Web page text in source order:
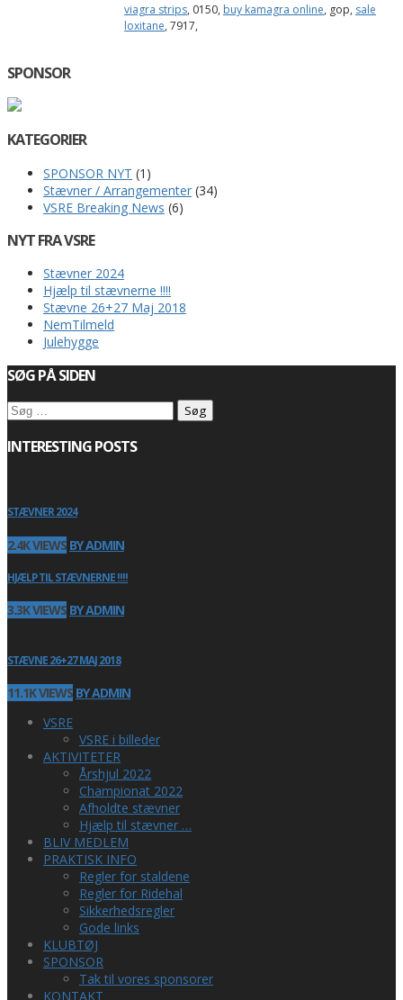
viagra strips, 0150, buy kamagra online, gop, sale
loxitane, 7917,
SPONSOR
KATEGORIER
SPONSOR NYT (1)
Stævner / Arrangementer (34)
VSRE Breaking News (6)
NYT FRA VSRE
Stævner 2024
Hjælp til stævnerne !!!!
Stævne 26+27 Maj 2018
NemTilmeld
Julehygge
SØG PÅ SIDEN
Søg
efter:
INTERESTING POSTS
STÆVNER 2024
2.4K VIEWS BY ADMIN
HJÆLP TIL STÆVNERNE !!!!
3.3K VIEWS BY ADMIN
STÆVNE 26+27 MAJ 2018
11.1K VIEWS BY ADMIN
VSRE
VSRE i billeder
AKTIVITETER
Årshjul 2022
Championat 2022
Afholdte stævner
Hjælp til stævner …
BLIV MEDLEM
PRAKTISK INFO
Regler for staldene
Regler for Ridehal
Sikkerhedsregler
Gode links
KLUBTØJ
SPONSOR
Tak til vores sponsorer
KONTAKT